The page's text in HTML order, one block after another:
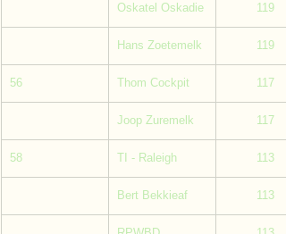
Oskatel Oskadie 119
Hans Zoetemelk 119
56 Thom Cockpit 117
Joop Zuremelk 117
58 TI - Raleigh 113
Bert Bekkieaf 113